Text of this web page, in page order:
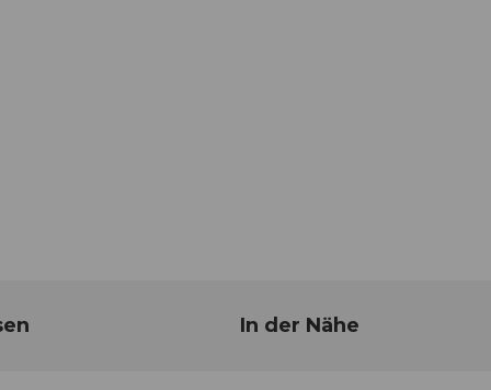
In der Nähe